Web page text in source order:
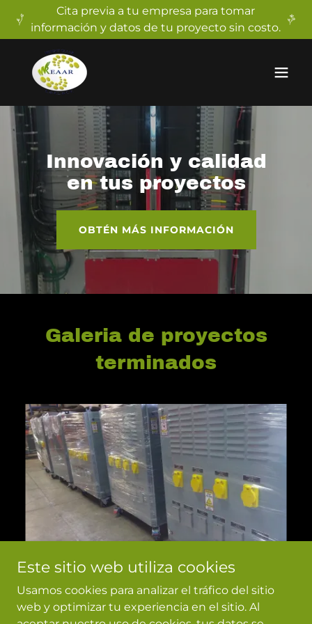
Cita previa a tu empresa para tomar
información y datos de tu proyecto sin costo.
Innovación y calidad
en tus proyectos
OBTÉN MÁS INFORMACIÓN
Galeria de proyectos
terminados
www.seaar.mx
Tijuana Baja California, México
Este sitio web utiliza cookies
Usamos cookies para analizar el tráfico del sitio
web y optimizar tu experiencia en el sitio. Al